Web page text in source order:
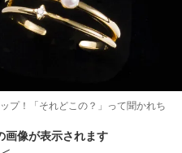
プ！「それどこの？」って聞かれち
画像が表示されます